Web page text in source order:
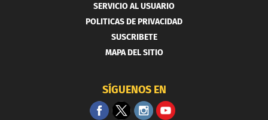
SERVICIO AL USUARIO
POLITICAS DE PRIVACIDAD
SUSCRIBETE
MAPA DEL SITIO
SÍGUENOS EN